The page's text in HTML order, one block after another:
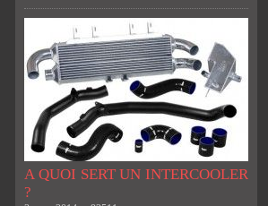
A QUOI SERT UN INTERCOOLER
?